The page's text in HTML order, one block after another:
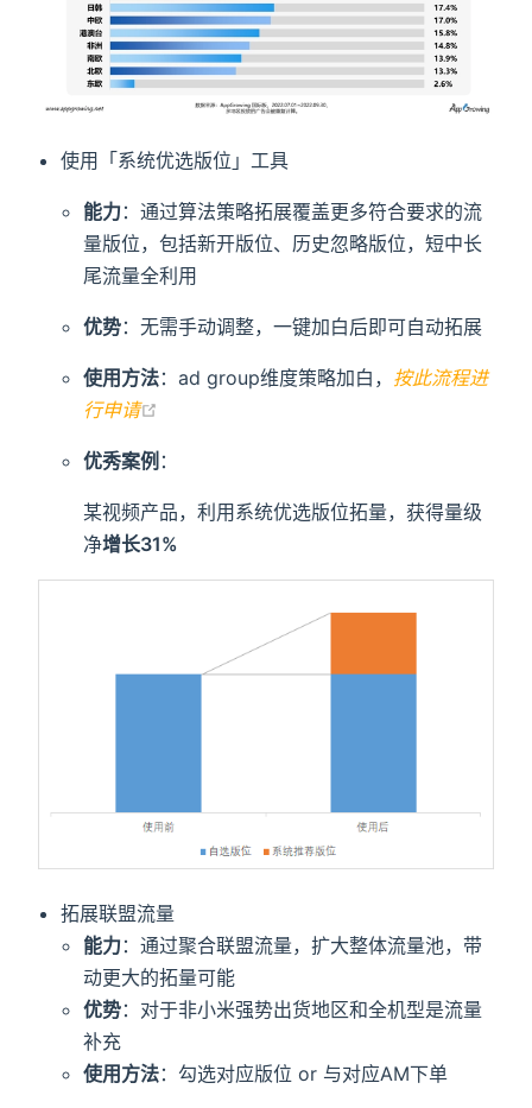
使用「系统优选版位」工具
能力：通过算法策略拓展覆盖更多符合要求的流
量版位，包括新开版位、历史忽略版位，短中长
尾流量全利用
优势：无需手动调整，一键加白后即可自动拓展
使用方法：ad group维度策略加白， 按此流程进
行申请
优秀案例 ：
某视频产品，利用系统优选版位拓量，获得量级
净增长31%
拓展联盟流量
能力：通过聚合联盟流量，扩大整体流量池，带
动更大的拓量可能
优势：对于非小米强势出货地区和全机型是流量
补充
使用方法：勾选对应版位 or 与对应AM下单